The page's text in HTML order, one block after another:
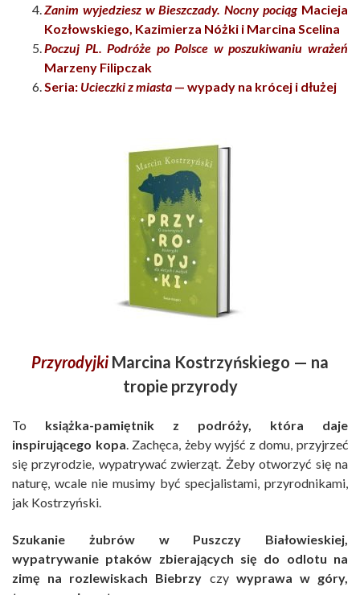
Zanim wyjedziesz w Bieszczady. Nocny pociąg Macieja
Kozłowskiego, Kazimierza Nóżki i Marcina Scelina
Poczuj PL. Podróże po Polsce w poszukiwaniu wrażeń
Marzeny Filipczak
Seria: Ucieczki z miasta — wypady na krócej i dłużej
Przyrodyjki Marcina Kostrzyńskiego — na
tropie przyrody
To książka-pamiętnik z podróży, która daje
inspirującego kopa. Zachęca, żeby wyjść z domu, przyjrzeć
się przyrodzie, wypatrywać zwierząt. Żeby otworzyć się na
naturę, wcale nie musimy być specjalistami, przyrodnikami,
jak Kostrzyński.
Szukanie żubrów w Puszczy Białowieskiej,
wypatrywanie ptaków zbierających się do odlotu na
zimę na rozlewiskach Biebrzy czy wyprawa w góry,